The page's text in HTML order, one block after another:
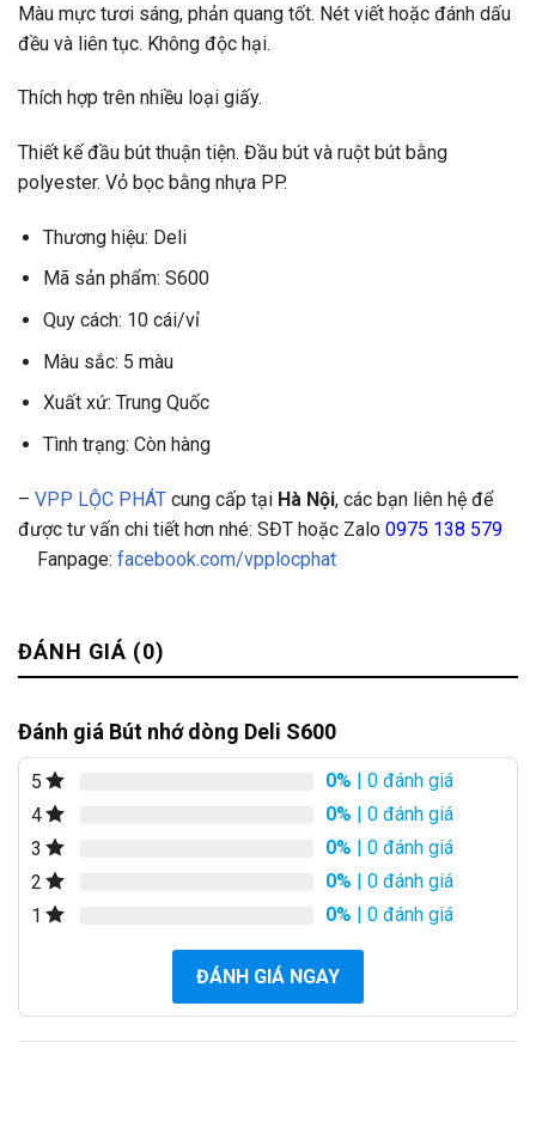
Màu mực tươi sáng, phản quang tốt. Nét viết hoặc đánh dấu
đều và liên tục. Không độc hại.
Thích hợp trên nhiều loại giấy.
Thiết kế đầu bút thuận tiện. Đầu bút và ruột bút bằng
polyester. Vỏ bọc bằng nhựa PP.
Thương hiệu: Deli
Mã sản phẩm: S600
Quy cách: 10 cái/vỉ
Màu sắc: 5 màu
Xuất xứ: Trung Quốc
Tình trạng: Còn hàng
– VPP LỘC PHÁT cung cấp tại Hà Nội, các bạn liên hệ để
được tư vấn chi tiết hơn nhé: SĐT hoặc Zalo 0975 138 579
Fanpage: facebook.com/vpplocphat
ĐÁNH GIÁ (0)
Đánh giá Bút nhớ dòng Deli S600
5 0% | 0 đánh giá
4
0% | 0 đánh giá
3
0% | 0 đánh giá
2
0% | 0 đánh giá
1
0% | 0 đánh giá
ĐÁNH GIÁ NGAY